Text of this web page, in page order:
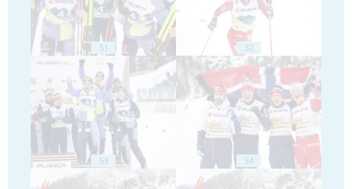
51 52
53 54